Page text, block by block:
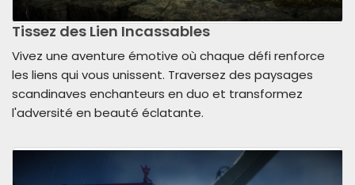
Tissez des Lien Incassables
Vivez une aventure émotive où chaque défi renforce
les liens qui vous unissent. Traversez des paysages
scandinaves enchanteurs en duo et transformez
l'adversité en beauté éclatante.